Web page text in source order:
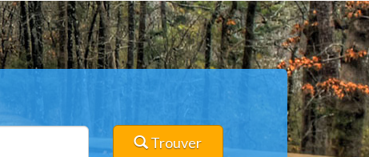
Trouver